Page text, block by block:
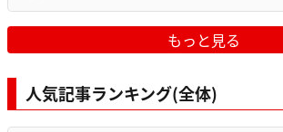
もっと見る
人気記事ランキング(全体)